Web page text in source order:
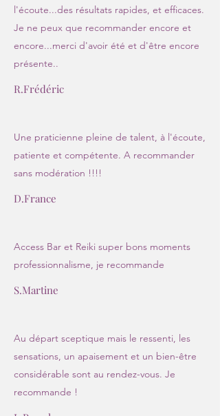
l'écoute...des résultats rapides, et efficaces.
Je ne peux que recommander encore et
encore...merci d'avoir été et d'être encore
présente..
R.Frédéric
Une praticienne pleine de talent, à l'écoute,
patiente et compétente. A recommander
sans modération !!!!
D.France
Access Bar et Reiki super bons moments
professionnalisme, je recommande
S.Martine
Au départ sceptique mais le ressenti, les
sensations, un apaisement et un bien-être
considérable sont au rendez-vous. Je
recommande !